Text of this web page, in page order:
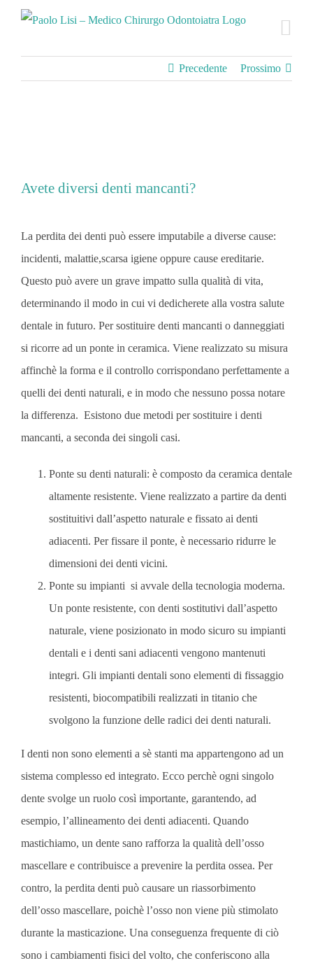
contenuto
Precedente
Prossimo
Avete diversi denti mancanti?
La perdita dei denti può essere imputabile a diverse cause:
incidenti, malattie,scarsa igiene oppure cause ereditarie.
Questo può avere un grave impatto sulla qualità di vita,
determinando il modo in cui vi dedicherete alla vostra salute
dentale in futuro. Per sostituire denti mancanti o danneggiati
si ricorre ad un ponte in ceramica. Viene realizzato su misura
affinchè la forma e il controllo corrispondano perfettamente a
quelli dei denti naturali, e in modo che nessuno possa notare
la differenza. Esistono due metodi per sostituire i denti
mancanti, a seconda dei singoli casi.
Ponte su denti naturali: è composto da ceramica dentale
altamente resistente. Viene realizzato a partire da denti
sostituitivi dall’aspetto naturale e fissato ai denti
adiacenti. Per fissare il ponte, è necessario ridurre le
dimensioni dei denti vicini.
Ponte su impianti si avvale della tecnologia moderna.
Un ponte resistente, con denti sostitutivi dall’aspetto
naturale, viene posizionato in modo sicuro su impianti
dentali e i denti sani adiacenti vengono mantenuti
integri. Gli impianti dentali sono elementi di fissaggio
resistenti, biocompatibili realizzati in titanio che
svolgono la funzione delle radici dei denti naturali.
I denti non sono elementi a sè stanti ma appartengono ad un
sistema complesso ed integrato. Ecco perchè ogni singolo
dente svolge un ruolo così importante, garantendo, ad
esempio, l’allineamento dei denti adiacenti. Quando
mastichiamo, un dente sano rafforza la qualità dell’osso
mascellare e contribuisce a prevenire la perdita ossea. Per
contro, la perdita denti può causare un riassorbimento
dell’osso mascellare, poichè l’osso non viene più stimolato
durante la masticazione. Una conseguenza frequente di ciò
sono i cambiamenti fisici del volto, che conferiscono alla